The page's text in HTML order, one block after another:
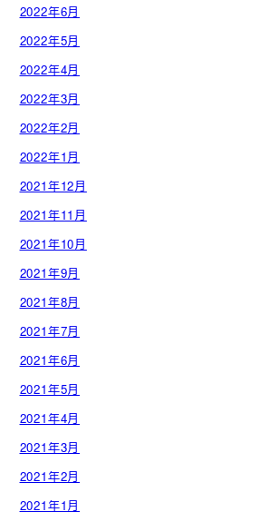
2022年6月
2022年5月
2022年4月
2022年3月
2022年2月
2022年1月
2021年12月
2021年11月
2021年10月
2021年9月
2021年8月
2021年7月
2021年6月
2021年5月
2021年4月
2021年3月
2021年2月
2021年1月